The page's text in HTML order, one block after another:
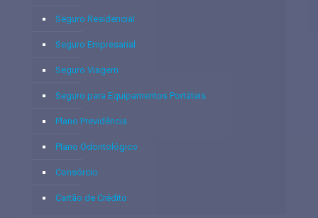
Seguro Residencial
Seguro Empresarial
Seguro Viagem
Seguro para Equipamentos Portáteis
Plano Previdência
Plano Odontológico
Consórcio
Cartão de Crédito